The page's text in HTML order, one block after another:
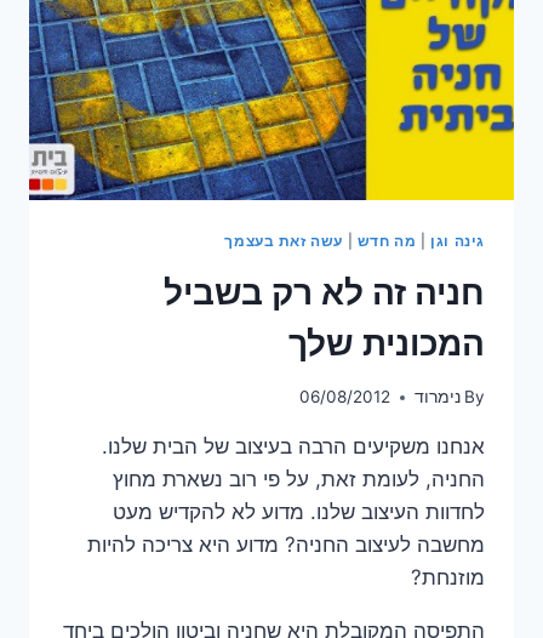
גינה וגן מה חדש עשה זאת בעצמך
חניה זה לא רק בשביל
המכונית שלך
By נימרוד 06/08/2012
אנחנו משקיעים הרבה בעיצוב של הבית שלנו.
החניה, לעומת זאת, על פי רוב נשארת מחוץ
לחדוות העיצוב שלנו. מדוע לא להקדיש מעט
מחשבה לעיצוב החניה? מדוע היא צריכה להיות
מוזנחת?
התפיסה המקובלת היא שחניה וביטון הולכים ביחד